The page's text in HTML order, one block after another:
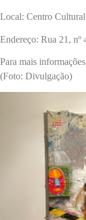
Local: Centro
Endereço: Rua 21,
Para mais
(Foto: Divulgação)